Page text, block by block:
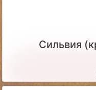
Сильвия